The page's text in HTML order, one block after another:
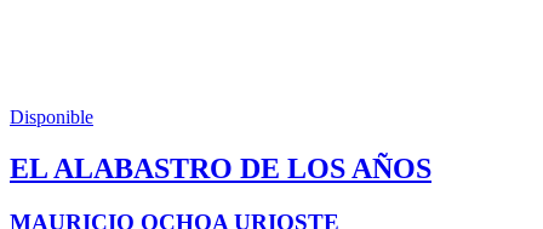
Disponible
EL ALABASTRO DE LOS AÑOS
MAURICIO OCHOA URIOSTE